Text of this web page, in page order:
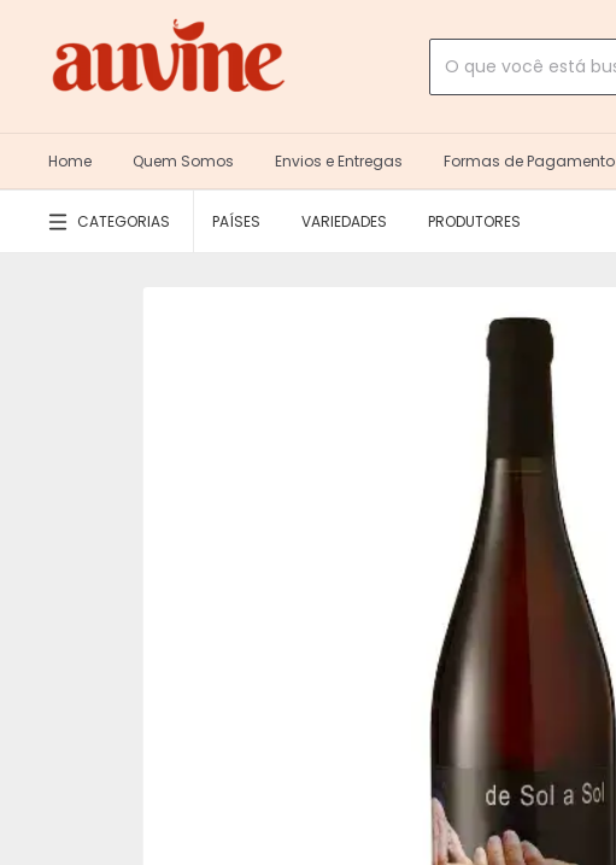
Home Quem Somos Envios e Entregas Formas de Pagamento
CATEGORIAS PAÍSES VARIEDADES PRODUTORES